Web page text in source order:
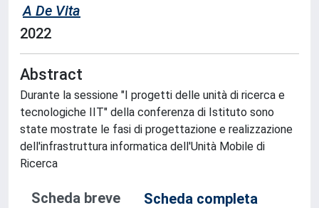
A De Vita
2022
Abstract
Durante la sessione "I progetti delle unità di ricerca e
tecnologiche IIT" della conferenza di Istituto sono
state mostrate le fasi di progettazione e realizzazione
dell'infrastruttura informatica dell'Unità Mobile di
Ricerca
Scheda breve
Scheda completa